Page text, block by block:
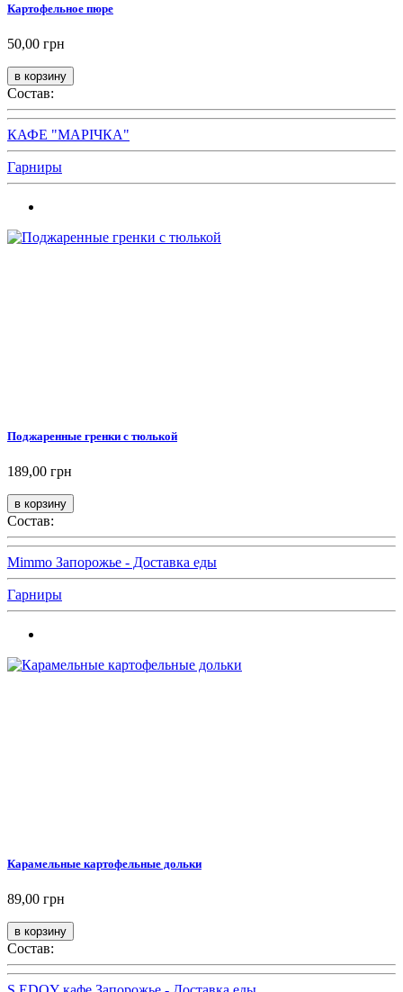
Картофельное пюре
50,00 грн
Состав:
КАФЕ "МАРІЧКА"
Гарниры
Поджаренные гренки с тюлькой
189,00 грн
Состав:
Mimmo Запорожье - Доставка еды
Гарниры
Карамельные картофельные дольки
89,00 грн
Состав: